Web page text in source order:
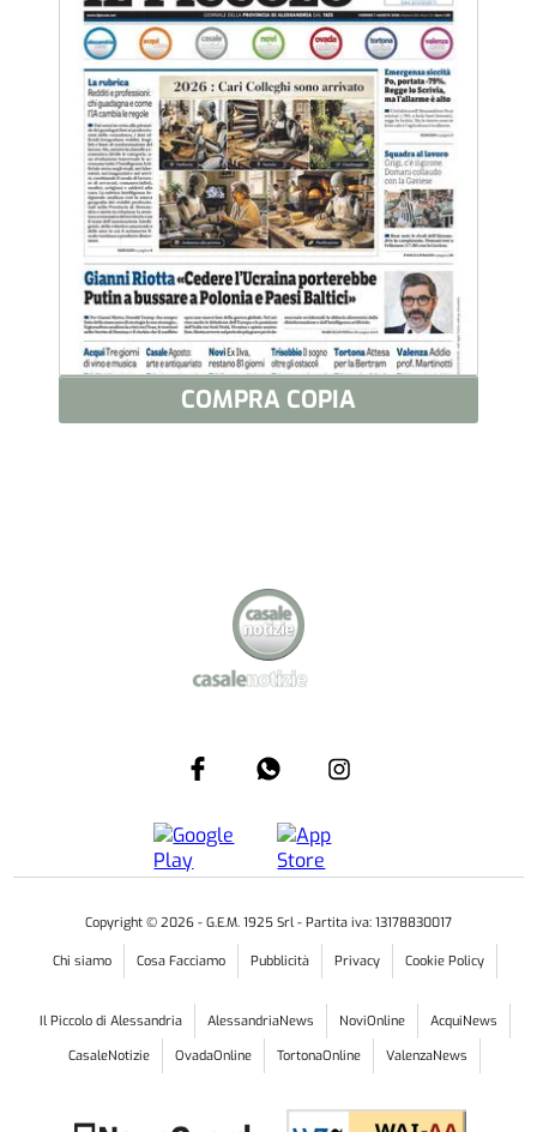
COMPRA COPIA
Copyright © 2026 - G.E.M. 1925 Srl - Partita iva: 13178830017
Chi siamo Cosa Facciamo Pubblicità Privacy Cookie Policy
Il Piccolo di Alessandria AlessandriaNews NoviOnline
AcquiNews
CasaleNotizie
OvadaOnline TortonaOnline ValenzaNews